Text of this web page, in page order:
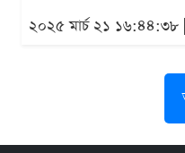
২০২৫ মার্চ ২১